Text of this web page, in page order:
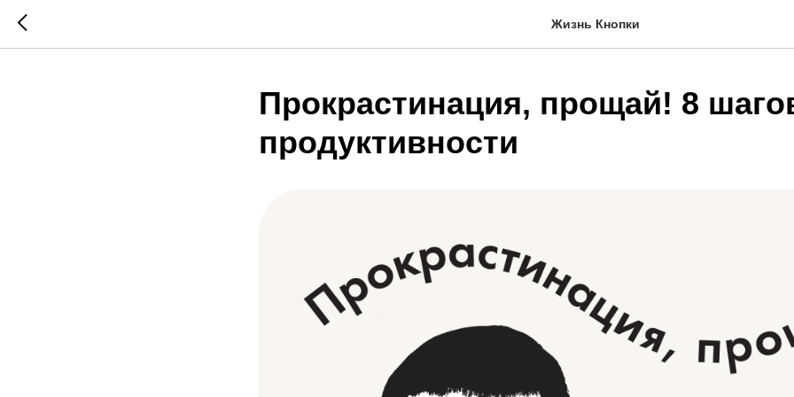
Жизнь Кнопки
Прокрастинация, прощай! 8
продуктивности